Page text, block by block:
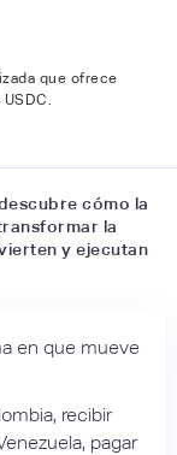
que ofrece
cómo la
la
y ejecutan
en que mueve
recibir
pagar